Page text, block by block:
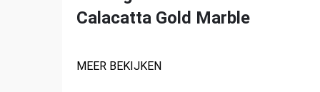
Calacatta Gold Marble
MEER BEKIJKEN